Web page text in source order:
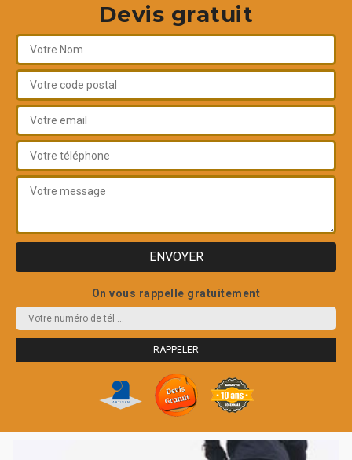
Devis gratuit
On vous rappelle gratuitement